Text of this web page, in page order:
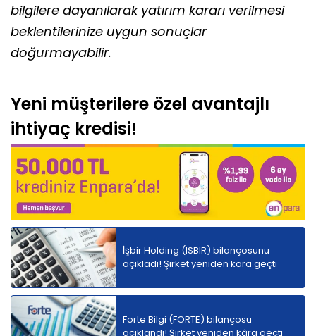
bilgilere dayanılarak yatırım kararı verilmesi
beklentilerinize uygun sonuçlar
doğurmayabilir.
Yeni müşterilere özel avantajlı
ihtiyaç kredisi!
İşbir Holding (ISBIR) bilançosunu
açıkladı! Şirket yeniden kara geçti
Forte Bilgi (FORTE) bilançosu
açıklandı! Şirket yeniden kâra geçti